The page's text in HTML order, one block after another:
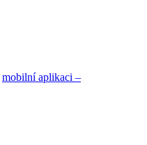
mobilní aplikaci –